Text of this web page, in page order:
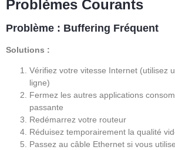
Problèmes Courants
Problème : Buffering Fréquent
Solutions :
Vérifiez votre vitesse Internet (utilisez
ligne)
Fermez les autres applications
passante
Redémarrez votre routeur
Réduisez temporairement la qualité
Passez au câble Ethernet si vous